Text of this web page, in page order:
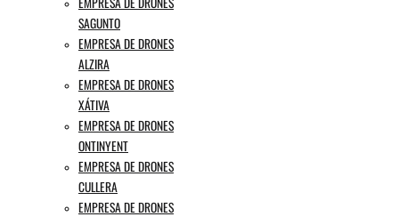
SAGUNTO
EMPRESA DE DRONES
ALZIRA
EMPRESA DE DRONES
XÁTIVA
EMPRESA DE DRONES
ONTINYENT
EMPRESA DE DRONES
CULLERA
EMPRESA DE DRONES